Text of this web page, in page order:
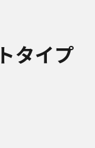
タイプ